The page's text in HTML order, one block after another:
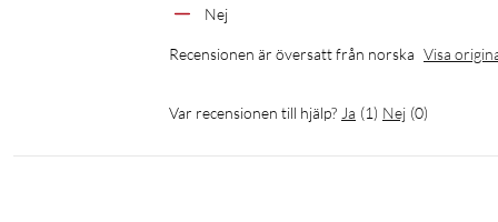
HERO 25K-SENSOR
Spelsensor med hög precision med 1:1-exakthet på
Nej
Recensionen är översatt från norska Visa
Var recensionen till hjälp? Ja (1) Nej (0)